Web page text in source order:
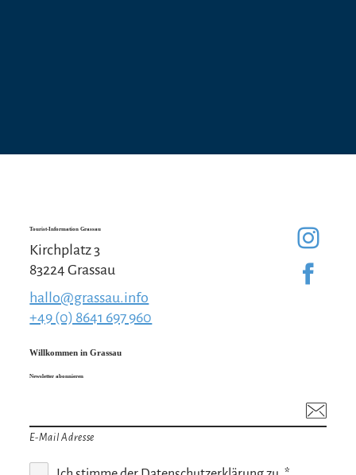
Willkommen in Grassau
Newsletter abonnieren
E-Mail Adresse
Tourist-Information Grassau
Kirchplatz 3
83224 Grassau
hallo@grassau.info
+49 (0) 8641 697 960